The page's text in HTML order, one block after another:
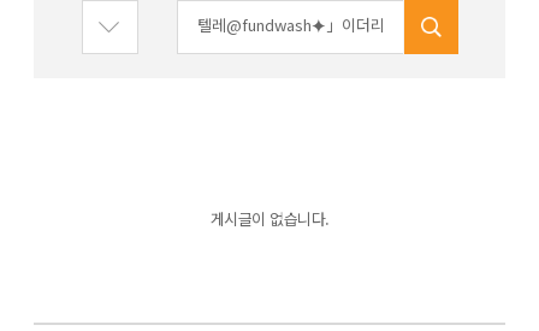
게시글이 없습니다.